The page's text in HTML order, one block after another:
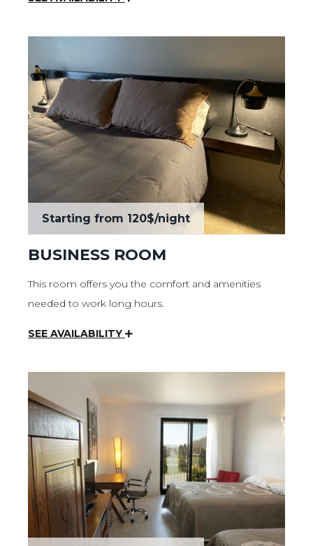
Starting from 120$/night
BUSINESS ROOM
This room offers you the comfort and amenities
needed to work long hours.
SEE AVAILABILITY